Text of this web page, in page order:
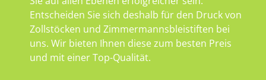
Entscheiden Sie sich deshalb für den Druck von
Zollstöcken und Zimmermannsbleistiften bei
uns. Wir bieten Ihnen diese zum besten Preis
und mit einer Top-Qualität.